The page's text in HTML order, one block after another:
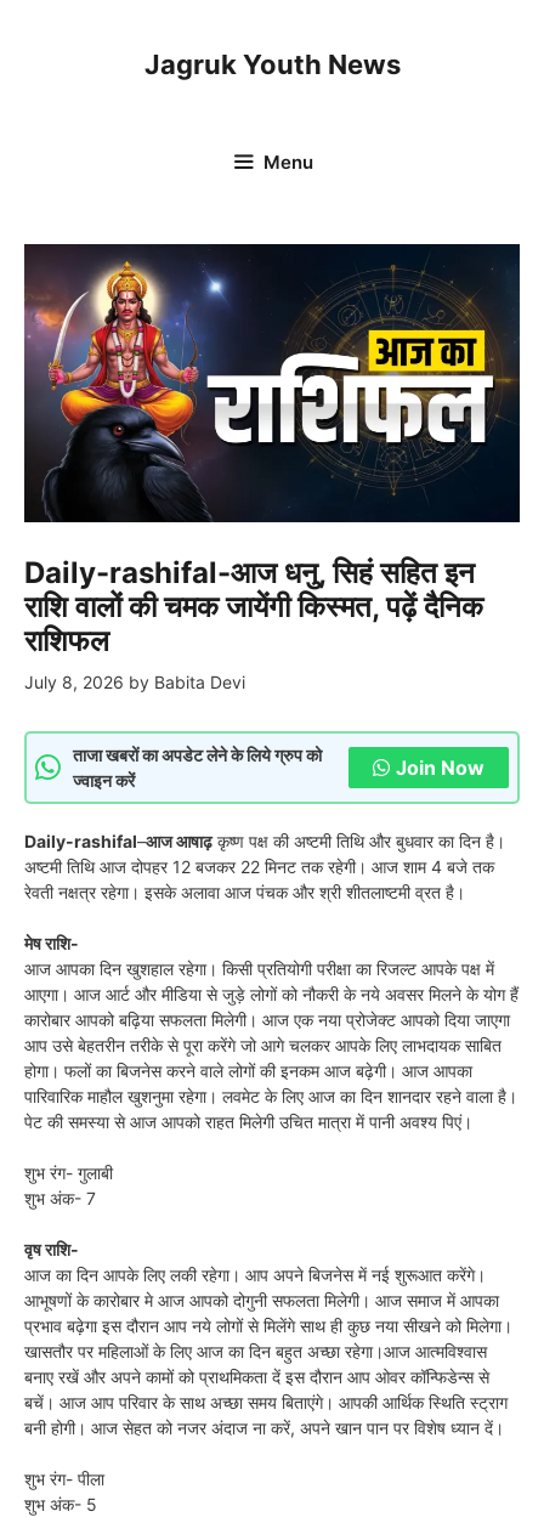
Jagruk Youth News
Menu
Daily-rashifal-आज धनु, सिहं सहित इन
राशि वालों की चमक जायेंगी किस्मत, पढ़ें दैनिक
राशिफल
July 8, 2026 by Babita Devi
ताजा खबरों का अपडेट लेने के लिये ग्रुप को
ज्वाइन करें
Join Now
Daily-rashifal–आज आषाढ़कृष्ण पक्ष की अष्टमी तिथि और बुधवार का दिन है।
अष्टमी तिथि आज दोपहर 12 बजकर 22 मिनट तक रहेगी। आज शाम 4 बजे तक
रेवती नक्षत्र रहेगा। इसके अलावा आज पंचक और श्री शीतलाष्टमी व्रत है।
मेष राशि-
आज आपका दिन खुशहाल रहेगा। किसी प्रतियोगी परीक्षा का रिजल्ट आपके पक्ष में
आएगा। आज आर्ट और मीडिया से जुड़े लोगों को नौकरी के नये अवसर मिलने के योग हैं
कारोबार आपको बढ़िया सफलता मिलेगी। आज एक नया प्रोजेक्ट आपको दिया जाएगा
आप उसे बेहतरीन तरीके से पूरा करेंगे जो आगे चलकर आपके लिए लाभदायक साबित
होगा। फलों का बिजनेस करने वाले लोगों की इनकम आज बढ़ेगी। आज आपका
पारिवारिक माहौल खुशनुमा रहेगा। लवमेट के लिए आज का दिन शानदार रहने वाला है।
पेट की समस्या से आज आपको राहत मिलेगी उचित मात्रा में पानी अवश्य पिएं।
शुभ रंग- गुलाबी
शुभ अंक- 7
वृष राशि-
आज का दिन आपके लिए लकी रहेगा। आप अपने बिजनेस में नई शुरूआत करेंगे।
आभूषणों के कारोबार मे आज आपको दोगुनी सफलता मिलेगी। आज समाज में आपका
प्रभाव बढ़ेगा इस दौरान आप नये लोगों से मिलेंगे साथ ही कुछ नया सीखने को मिलेगा।
खासतौर पर महिलाओं के लिए आज का दिन बहुत अच्छा रहेगा।आज आत्मविश्वास
बनाए रखें और अपने कामों को प्राथमिकता दें इस दौरान आप ओवर कॉन्फिडेन्स से
बचें। आज आप परिवार के साथ अच्छा समय बिताएंगे। आपकी आर्थिक स्थिति स्ट्राग
बनी होगी। आज सेहत को नजर अंदाज ना करें, अपने खान पान पर विशेष ध्यान दें।
शुभ रंग- पीला
शुभ अंक- 5